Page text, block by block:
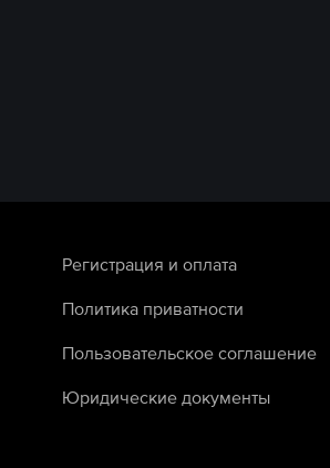
Регистрация и оплата
Политика приватности
Пользовательское соглашение
Юридические документы